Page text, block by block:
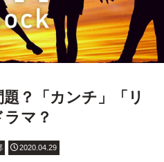
？「カンチ」「リ
マ？
2020.04.29